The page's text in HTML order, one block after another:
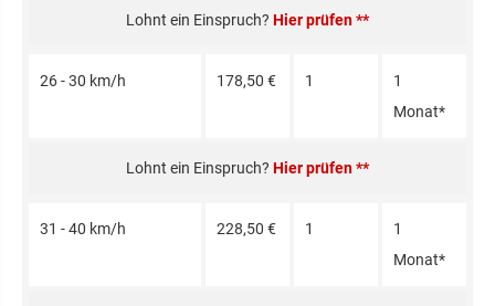
Hier prüfen **
26 - 30 km/h 178,50 € 1
1
Monat*
Hier prüfen **
31 - 40 km/h 228,50 € 1
1
Monat*